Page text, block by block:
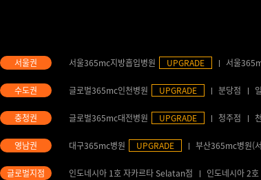
서울365mc지방흡입병원 UPGRADE 서울
글로벌365mc인천병원 UPGRADE 분당점
글로벌365mc대전병원 UPGRADE 청주점
대구365mc병원 UPGRADE 부산365mc병원(
인도네시아 1호 자카르타 Selatan점 인도네시아 2